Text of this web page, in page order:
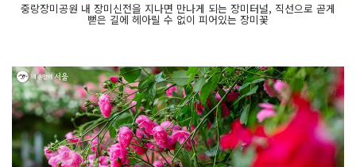
중랑장미공원 내 장미신전을 지나면 만나게 되는 장미터널, 직선으로 곧게
뻗은 길에 헤아릴 수 없이 피어있는 장미꽃